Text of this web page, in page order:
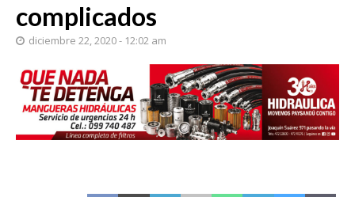
complicados
diciembre 22, 2020 - 12:02 am